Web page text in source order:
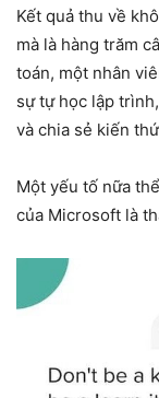
Kết quả thu về
mà là hàng trăm
toán, một nhân
sự tự học lập
và chia sẻ kiến
Một yếu tố nữa
của Microsoft là